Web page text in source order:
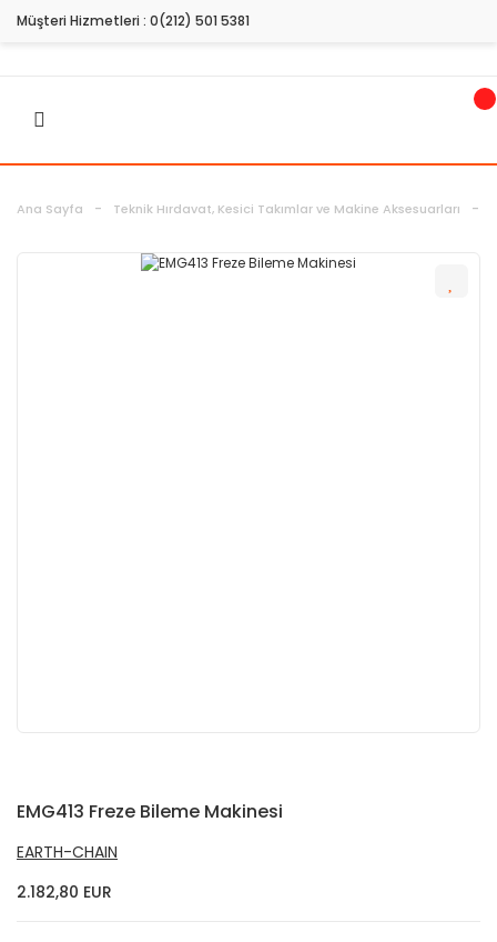
Müşteri Hizmetleri : 0(212) 501 5381
Ana Sayfa Teknik Hırdavat, Kesici Takımlar ve Makine Aksesuarları
EMG413 Freze Bileme Makinesi
EARTH-CHAIN
2.182,80 EUR